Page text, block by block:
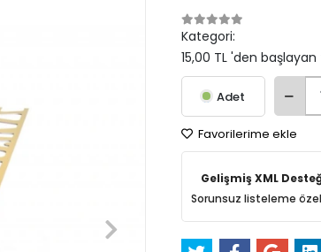
Kategori:
15,00 TL 'den
Adet
Favorilerime ekle
Gelişmiş XML
Sorunsuz listeleme